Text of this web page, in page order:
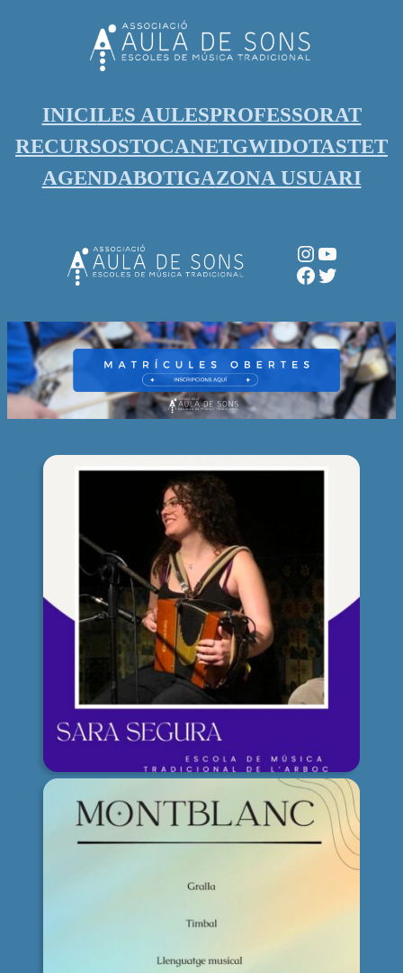
INICILES AULESPROFESSORAT
RECURSOSTOCANETGWIDOTASTET
AGENDABOTIGAZONA USUARI
Instagram
YouTube
Facebook
Twitter